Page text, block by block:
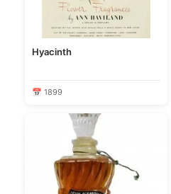
Hyacinth
📅 1899